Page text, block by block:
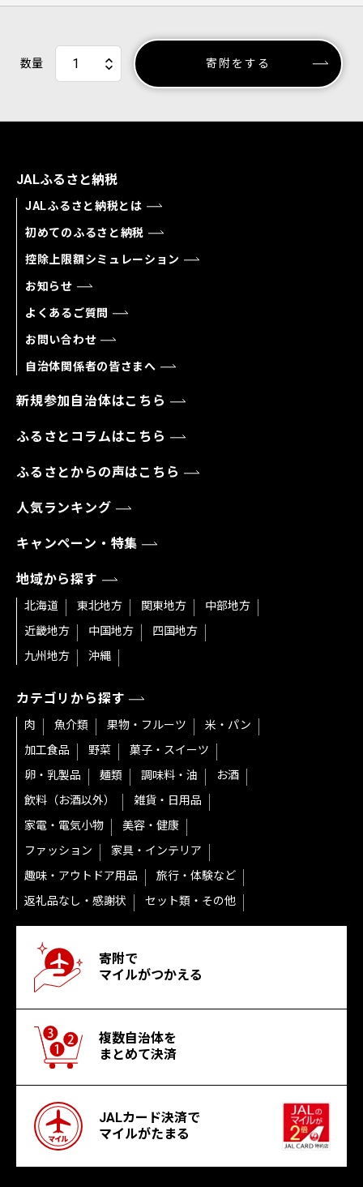
数量 寄附をする
JALふるさと納税
JALふるさと納税とは
初めてのふるさと納税
控除上限額シミュレーション
お知らせ
よくあるご質問
お問い合わせ
自治体関係者の皆さまへ
新規参加自治体はこちら
ふるさとコラムはこちら
ふるさとからの声はこちら
人気ランキング
キャンペーン・特集
地域から探す
北海道 東北地方 関東地方
中部地方
近畿地方
中国地方
四国地方
九州地方
沖縄
カテゴリから探す
肉 魚介類 果物・フルーツ
米・パン
加工食品
野菜
菓子・スイーツ
卵・乳製品
麺類 調味料・油
お酒
飲料（お酒以外）
雑貨・日用品
家電・電気小物
美容・健康
ファッション
家具・インテリア
趣味・アウトドア用品
旅行・体験など
返礼品なし・感謝状
セット類・その他
寄附で
マイルがつかえる
複数自治体を
まとめて決済
JALカード決済で
マイルがたまる